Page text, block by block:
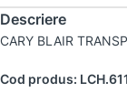
Descriere
CARY BLAIR
Cod produs: